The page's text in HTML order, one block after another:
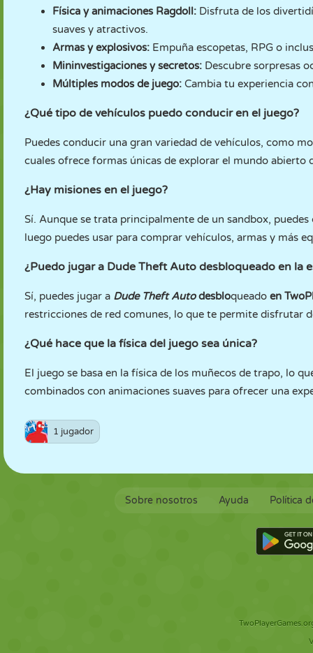
Física y animaciones Ragdoll: Disfruta de los
suaves y atractivos.
Armas y explosivos: Empuña escopetas, RPG o
Mininvestigaciones y secretos: Descubre sorpresas
Múltiples modos de juego: Cambia tu experiencia
¿Qué tipo de vehículos puedo conducir en el juego?
Puedes conducir una gran variedad de vehículos, como
cuales ofrece formas únicas de explorar el mundo abierto
¿Hay misiones en el juego?
Sí. Aunque se trata principalmente de un sandbox,
luego puedes usar para comprar vehículos, armas y más
¿Puedo jugar a Dude Theft Auto desbloqueado en la
Sí, puedes jugar a Dude Theft Autodesbloqueado en
restricciones de red comunes, lo que te permite disfrutar
¿Qué hace que la física del juego sea única?
El juego se basa en la física de los muñecos de trapo, lo
combinados con animaciones suaves para ofrecer una
1 jugador
Sobre nosotros Ayuda Política